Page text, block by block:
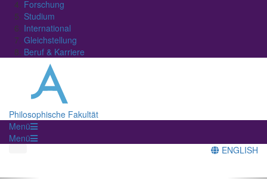
Forschung
Studium
International
Gleichstellung
Beruf & Karriere
Philosophische Fakultät
Menü
Menü
ENGLISH